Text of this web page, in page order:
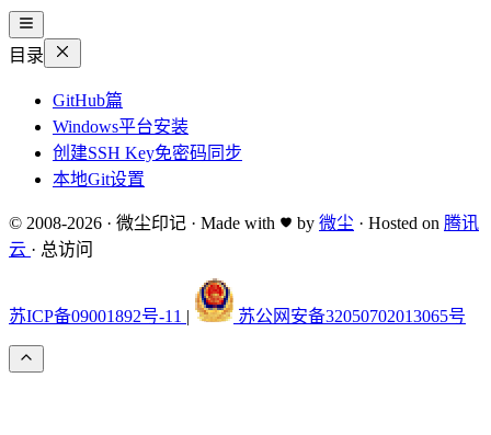
目录
GitHub篇
Windows平台安装
创建SSH Key免密码同步
本地Git设置
© 2008-2026 · 微尘印记 · Made with by 微尘 · Hosted on 腾讯
云 · 总访问
苏ICP备09001892号-11 | 苏公网安备32050702013065号